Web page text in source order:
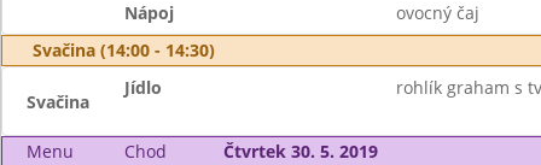
Nápoj
ovocný čaj
Svačina (14:00 - 14:30)
Svačina
Jídlo rohlík graham s
Menu Chod Čtvrtek 30. 5. 2019